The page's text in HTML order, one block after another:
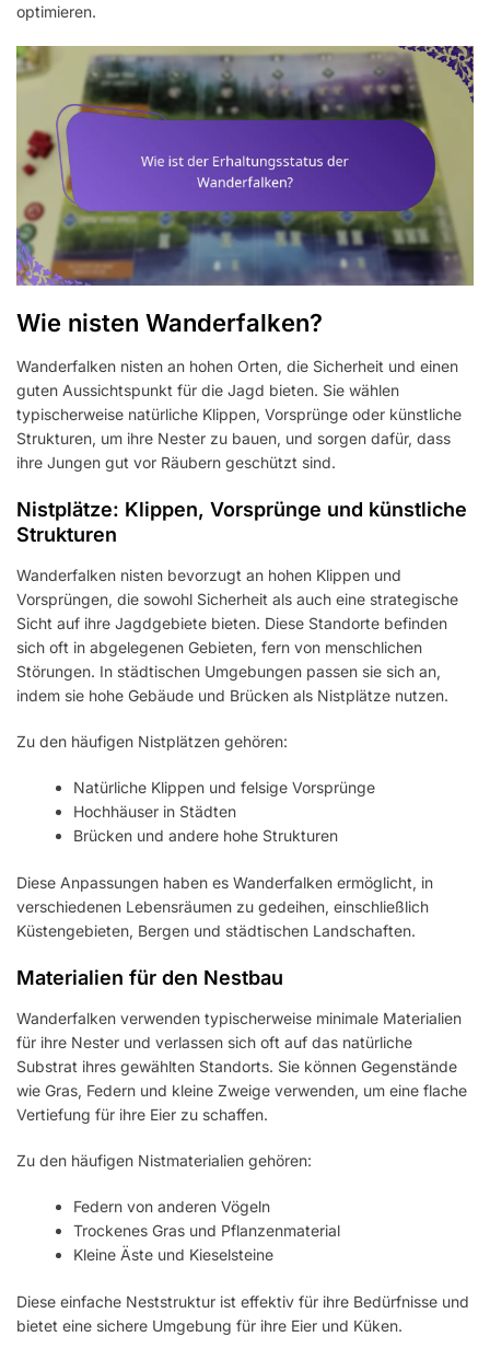
optimieren.
Wie nisten Wanderfalken?
Wanderfalken nisten an hohen Orten, die Sicherheit und einen
guten Aussichtspunkt für die Jagd bieten. Sie wählen
typischerweise natürliche Klippen, Vorsprünge oder künstliche
Strukturen, um ihre Nester zu bauen, und sorgen dafür, dass
ihre Jungen gut vor Räubern geschützt sind.
Nistplätze: Klippen, Vorsprünge und künstliche
Strukturen
Wanderfalken nisten bevorzugt an hohen Klippen und
Vorsprüngen, die sowohl Sicherheit als auch eine strategische
Sicht auf ihre Jagdgebiete bieten. Diese Standorte befinden
sich oft in abgelegenen Gebieten, fern von menschlichen
Störungen. In städtischen Umgebungen passen sie sich an,
indem sie hohe Gebäude und Brücken als Nistplätze nutzen.
Zu den häufigen Nistplätzen gehören:
Natürliche Klippen und felsige Vorsprünge
Hochhäuser in Städten
Brücken und andere hohe Strukturen
Diese Anpassungen haben es Wanderfalken ermöglicht, in
verschiedenen Lebensräumen zu gedeihen, einschließlich
Küstengebieten, Bergen und städtischen Landschaften.
Materialien für den Nestbau
Wanderfalken verwenden typischerweise minimale Materialien
für ihre Nester und verlassen sich oft auf das natürliche
Substrat ihres gewählten Standorts. Sie können Gegenstände
wie Gras, Federn und kleine Zweige verwenden, um eine flache
Vertiefung für ihre Eier zu schaffen.
Zu den häufigen Nistmaterialien gehören:
Federn von anderen Vögeln
Trockenes Gras und Pflanzenmaterial
Kleine Äste und Kieselsteine
Diese einfache Neststruktur ist effektiv für ihre Bedürfnisse und
bietet eine sichere Umgebung für ihre Eier und Küken.